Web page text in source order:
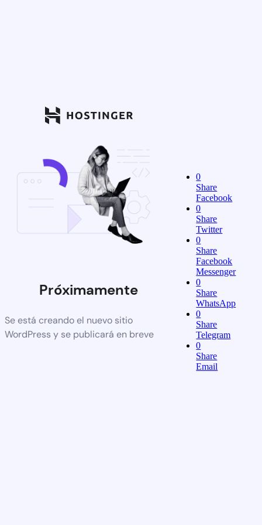
Próximamente
Se está creando el nuevo sitio
WordPress y se publicará en breve
0
Share
Facebook
0
Share
Twitter
0
Share
Facebook
Messenger
0
Share
WhatsApp
0
Share
Telegram
0
Share
Email